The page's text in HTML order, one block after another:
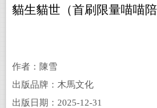
貓生貓世（首刷限量喵喵陪
作者：陳雪
出版品牌：木馬文化
出版日期：2025-12-31